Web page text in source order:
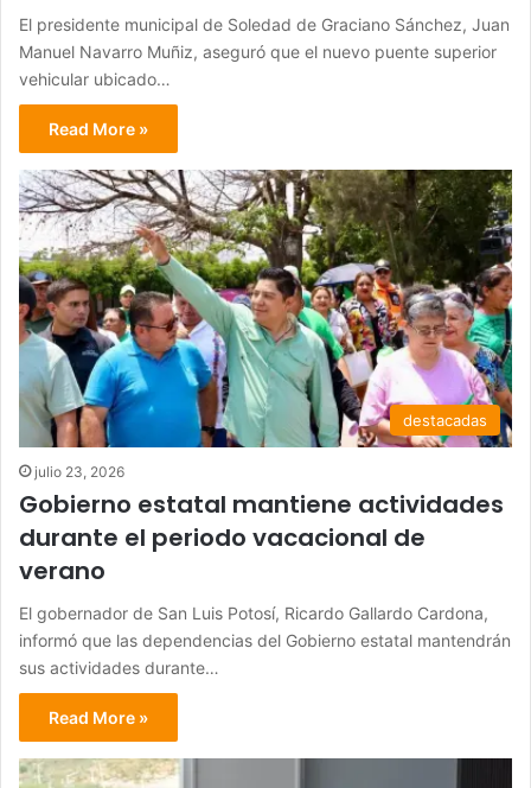
El presidente municipal de Soledad de Graciano Sánchez, Juan
Manuel Navarro Muñiz, aseguró que el nuevo puente superior
vehicular ubicado…
Read More »
destacadas
julio 23, 2026
Gobierno estatal mantiene actividades
durante el periodo vacacional de
verano
El gobernador de San Luis Potosí, Ricardo Gallardo Cardona,
informó que las dependencias del Gobierno estatal mantendrán
sus actividades durante…
Read More »